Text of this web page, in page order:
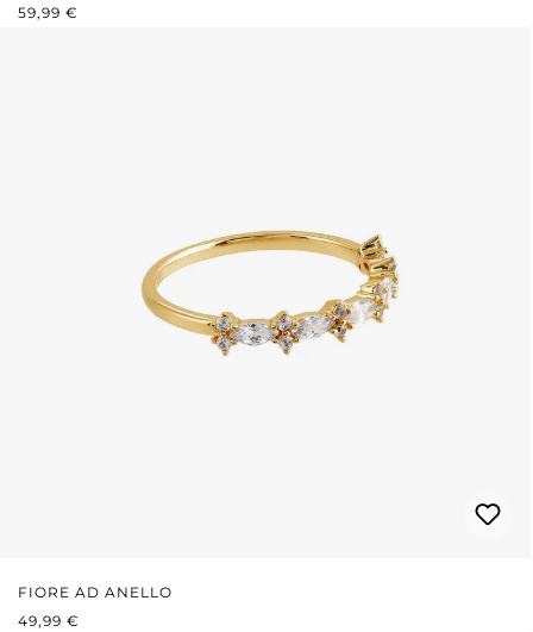
PREZZO NORMALE:
59,99 €
FIORE AD ANELLO
PREZZO NORMALE:
49,99 €